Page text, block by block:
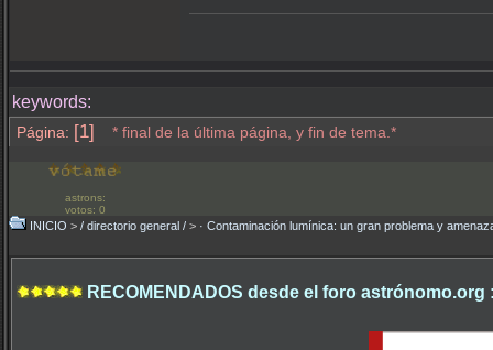
keywords:
Página: [1] * final de la última página, y fin de tema.*
astrons:
votos: 0
INICIO > / directorio general / > · Contaminación lumínica: un gran problema y
RECOMENDADOS desde el foro astrónomo.org